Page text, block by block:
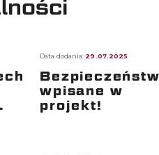
Data dodania: 29.07.2025
wpisane w
projekt!